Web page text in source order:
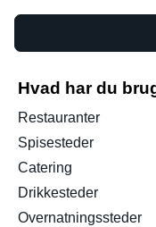
Hvad har du
Restauranter
Spisesteder
Catering
Drikkesteder
Overnatningssteder